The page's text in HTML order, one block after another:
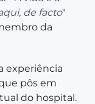
de facto"
da
experiência
pôs em
do hospital.